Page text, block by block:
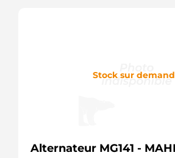
Stock sur
Alternateur MG141 -